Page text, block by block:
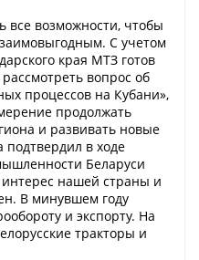
все возможности, чтобы
С учетом
края МТЗ готов
вопрос об
процессов на Кубани»,
продолжать
и развивать новые
подтвердил в ходе
Беларуси
нашей страны и
В минувшем году
и экспорту. На
тракторы и